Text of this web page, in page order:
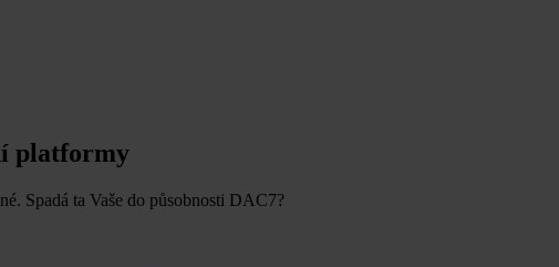
platformy
Spadá ta Vaše do působnosti DAC7?